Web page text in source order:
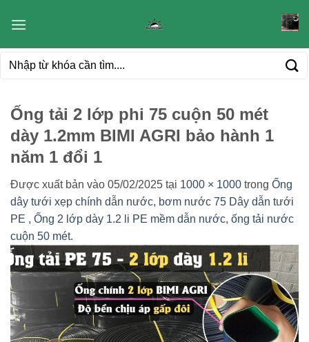
qua
dung
Tìm
Ống tải 2 lớp phi 75 cuộn 50 mét
dày 1.2mm BIMI AGRI bảo hành 1
năm 1 đổi 1
Được xuất bản vào 05/02/2025 tại 1000 × 1000 trong Ống
dây tưới xẹp chính dẫn nước, bơm nước 75 Dây dẫn tưới
PE , Ống 2 lớp dày 1.2 li PE mềm dẫn nước, ống tải nước
cuộn 50 mét.